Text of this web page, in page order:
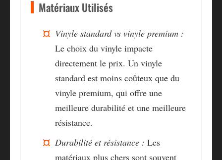
Matériaux Utilisés
Vinyle standard vs vinyle premium :
Le choix du vinyle impacte
directement le prix. Un vinyle
standard est moins coûteux que du
vinyle premium, qui offre une
meilleure durabilité et une meilleure
résistance.
Durabilité et résistance : Les
matériaux plus chers sont souvent